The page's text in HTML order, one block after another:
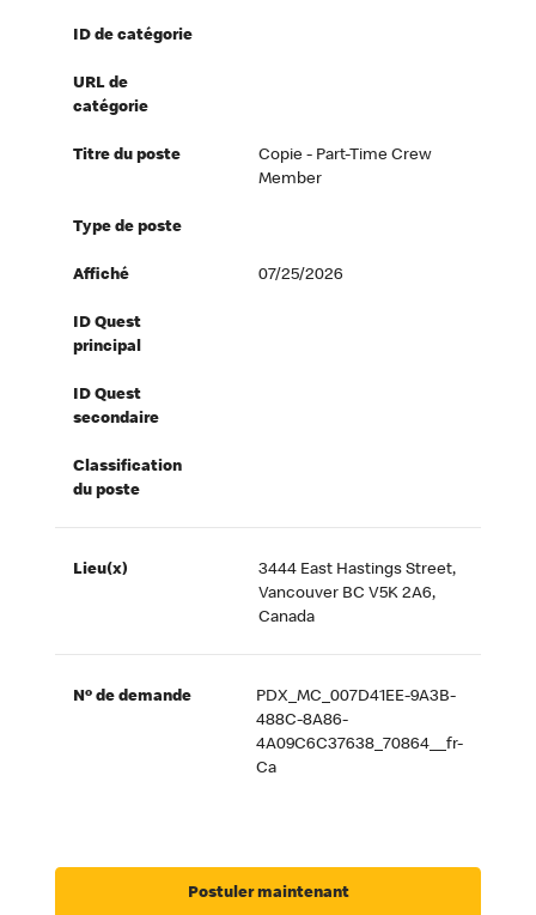
ID de catégorie
URL de
catégorie
Titre du poste
Copie - Part-Time Crew
Member
Type de poste
Affiché 07/25/2026
ID Quest
principal
ID Quest
secondaire
Classification
du poste
Lieu(x)
3444 East Hastings Street,
Vancouver BC V5K 2A6,
Canada
Nº de demande
PDX_MC_007D41EE-9A3B-
488C-8A86-
4A09C6C37638_70864__fr-
Ca
Postuler maintenant